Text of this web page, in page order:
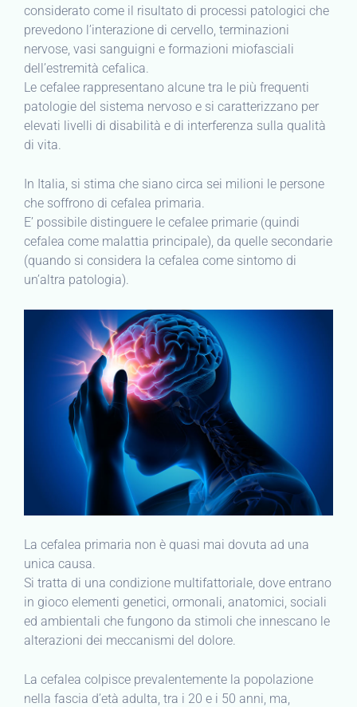
considerato come il risultato di processi patologici che
prevedono l’interazione di cervello, terminazioni
nervose, vasi sanguigni e formazioni miofasciali
dell’estremità cefalica.
Le cefalee rappresentano alcune tra le più frequenti
patologie del sistema nervoso e si caratterizzano per
elevati livelli di disabilità e di interferenza sulla qualità
di vita.
In Italia, si stima che siano circa sei milioni le persone
che soffrono di cefalea primaria.
E’ possibile distinguere le cefalee primarie (quindi
cefalea come malattia principale), da quelle secondarie
(quando si considera la cefalea come sintomo di
un’altra patologia).
La cefalea primaria non è quasi mai dovuta ad una
unica causa.
Si tratta di una condizione multifattoriale, dove entrano
in gioco elementi genetici, ormonali, anatomici, sociali
ed ambientali che fungono da stimoli che innescano le
alterazioni dei meccanismi del dolore.
La cefalea colpisce prevalentemente la popolazione
nella fascia d’età adulta, tra i 20 e i 50 anni, ma,